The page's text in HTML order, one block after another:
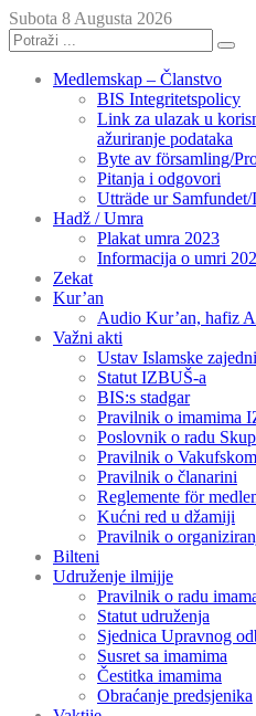
Subota 8 Augusta 2026
Medlemskap – Članstvo
BIS Integritetspolicy
Link za ulazak u
ažuriranje podataka
Byte av församling/
Pitanja i odgovori
Utträde ur Samfundet/
Hadž / Umra
Plakat umra 2023
Informacija o umri
Zekat
Kur’an
Audio Kur’an, hafiz
Važni akti
Ustav Islamske
Statut IZBUŠ-a
BIS:s stadgar
Pravilnik o imamima
Poslovnik o radu
Pravilnik o
Pravilnik o članarini
Reglemente för
Kućni red u džamiji
Pravilnik o
Bilteni
Udruženje ilmijje
Pravilnik o radu
Statut udruženja
Sjednica Upravnog
Susret sa imamima
Čestitka imamima
Obraćanje predsjenika